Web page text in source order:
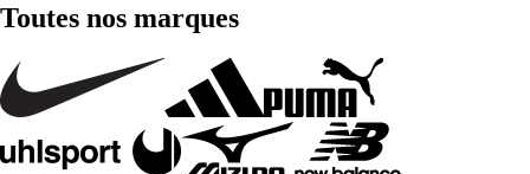
Toutes nos marques